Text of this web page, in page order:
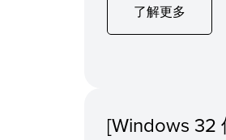
了解更多
[Windows 32